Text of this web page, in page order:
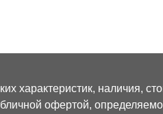
характеристик, наличия,
офертой,